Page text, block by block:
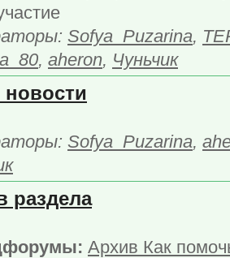
Sofya_Puzarina,
, aheron, Чуньчик
Sofya_Puzarina,
раздела
Архив Как